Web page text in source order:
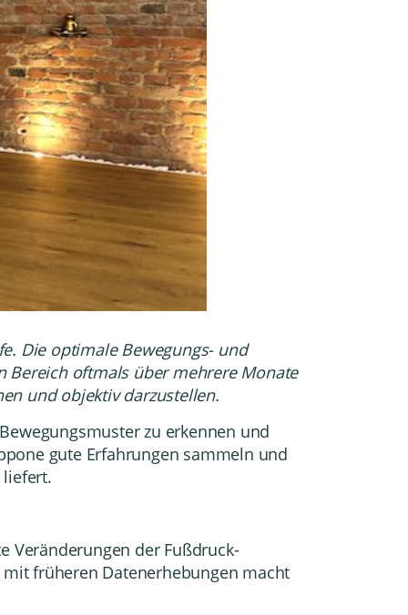
Die optimale Bewegungs- und
Bereich oftmals über mehrere Monate
und objektiv darzustellen.
zu erkennen und
gute Erfahrungen sammeln und
liefert.
Veränderungen der Fußdruck-
früheren Datenerhebungen macht